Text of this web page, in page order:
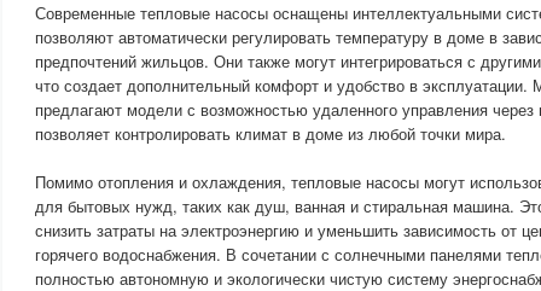
Современные тепловые насосы оснащены интеллектуальными
позволяют автоматически регулировать температуру в доме в
предпочтений жильцов. Они также могут интегрироваться с
что создает дополнительный комфорт и удобство в эксплуатации.
предлагают модели с возможностью удаленного управления
позволяет контролировать климат в доме из любой точки мира.
Помимо отопления и охлаждения, тепловые насосы могут
для бытовых нужд, таких как душ, ванная и стиральная машина.
снизить затраты на электроэнергию и уменьшить зависимость от
горячего водоснабжения. В сочетании с солнечными панелями
полностью автономную и экологически чистую систему